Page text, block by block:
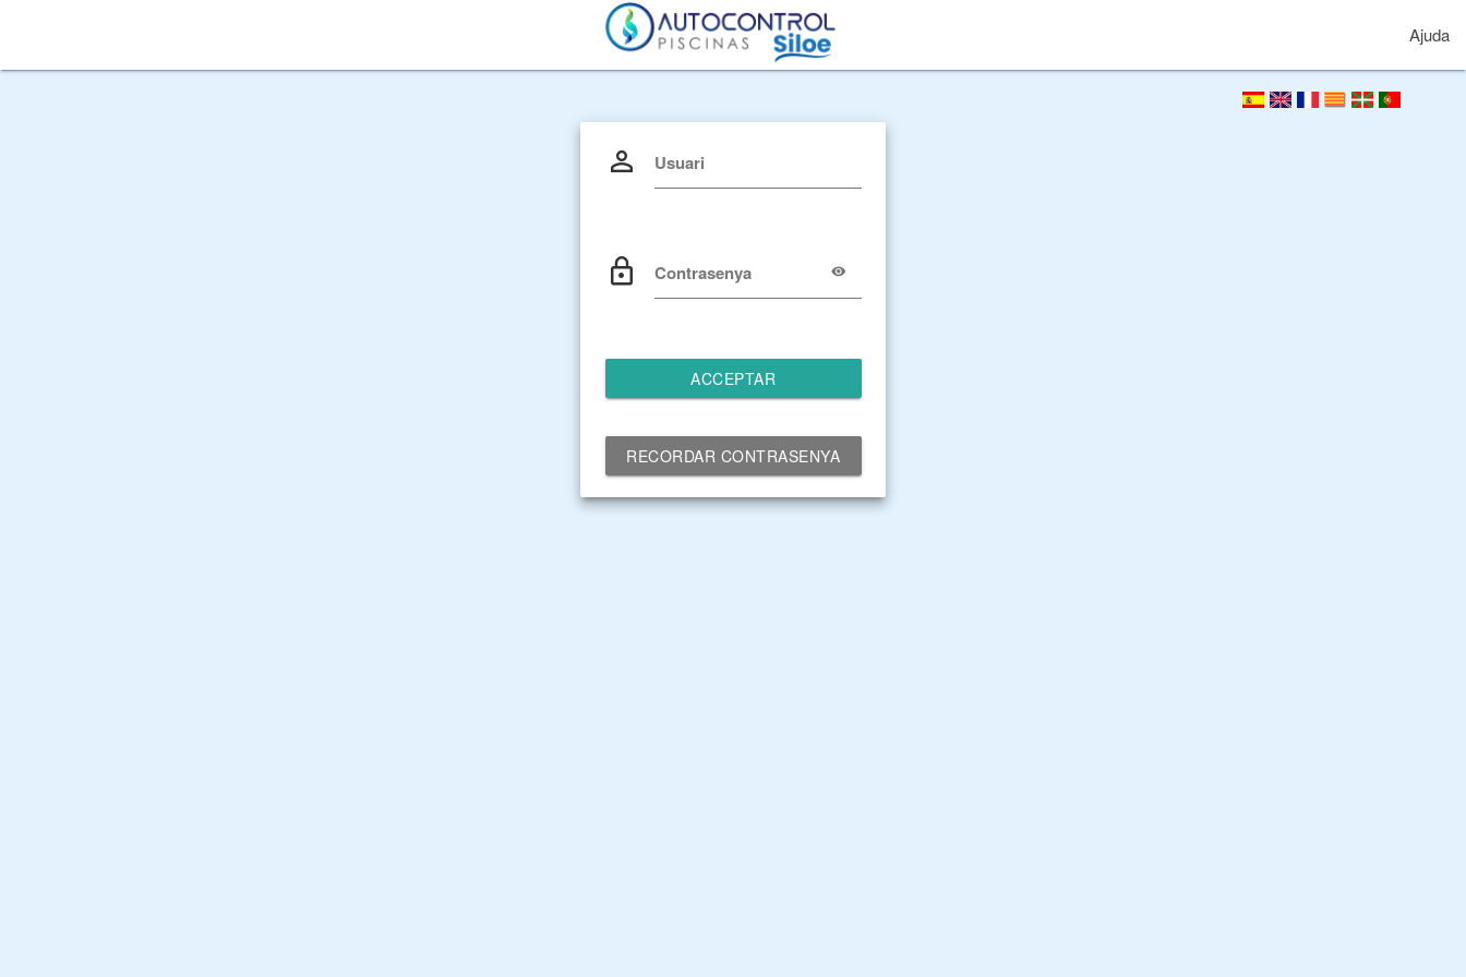
Ajuda
Usuari
Contrasenya
ACCEPTAR
RECORDAR CONTRASENYA